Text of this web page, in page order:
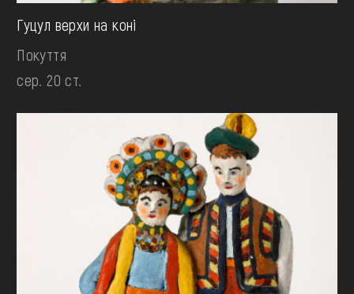
Гуцул верхи на коні
Покуття
сер. 20 ст.